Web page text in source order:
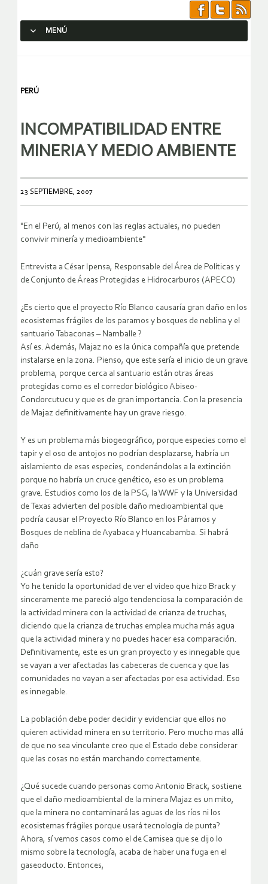
MENÚ
PERÚ
INCOMPATIBILIDAD ENTRE
MINERIA Y MEDIO AMBIENTE
23 SEPTIEMBRE, 2007
"En el Perú, al menos con las reglas actuales, no pueden
convivir minería y medioambiente"
Entrevista a César Ipensa, Responsable del Área de Políticas y
de Conjunto de Áreas Protegidas e Hidrocarburos (APECO)
¿Es cierto que el proyecto Río Blanco causaría gran daño en los
ecosistemas frágiles de los paramos y bosques de neblina y el
santuario Tabaconas – Namballe ?
Así es. Además, Majaz no es la única compañía que pretende
instalarse en la zona. Pienso, que este sería el inicio de un grave
problema, porque cerca al santuario están otras áreas
protegidas como es el corredor biológico Abiseo-
Condorcutucu y que es de gran importancia. Con la presencia
de Majaz definitivamente hay un grave riesgo.
Y es un problema más biogeográfico, porque especies como el
tapir y el oso de antojos no podrían desplazarse, habría un
aislamiento de esas especies, condenándolas a la extinción
porque no habría un cruce genético, eso es un problema
grave. Estudios como los de la PSG, la WWF y la Universidad
de Texas advierten del posible daño medioambiental que
podría causar el Proyecto Río Blanco en los Páramos y
Bosques de neblina de Ayabaca y Huancabamba. Si habrá
daño
¿cuán grave sería esto?
Yo he tenido la oportunidad de ver el video que hizo Brack y
sinceramente me pareció algo tendenciosa la comparación de
la actividad minera con la actividad de crianza de truchas,
diciendo que la crianza de truchas emplea mucha más agua
que la actividad minera y no puedes hacer esa comparación.
Definitivamente, este es un gran proyecto y es innegable que
se vayan a ver afectadas las cabeceras de cuenca y que las
comunidades no vayan a ser afectadas por esa actividad. Eso
es innegable.
La población debe poder decidir y evidenciar que ellos no
quieren actividad minera en su territorio. Pero mucho mas allá
de que no sea vinculante creo que el Estado debe considerar
que las cosas no están marchando correctamente.
¿Qué sucede cuando personas como Antonio Brack, sostiene
que el daño medioambiental de la minera Majaz es un mito,
que la minera no contaminará las aguas de los ríos ni los
ecosistemas frágiles porque usará tecnología de punta?
Ahora, sí vemos casos como el de Camisea que se dijo lo
mismo sobre la tecnología, acaba de haber una fuga en el
gaseoducto. Entonces,